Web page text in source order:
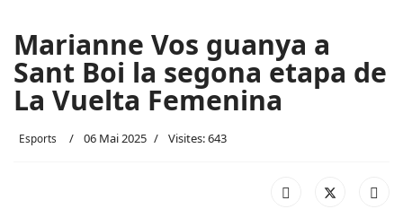
Marianne Vos guanya a
Sant Boi la segona etapa de
La Vuelta Femenina
Esports 06 Mai 2025 Visites: 643